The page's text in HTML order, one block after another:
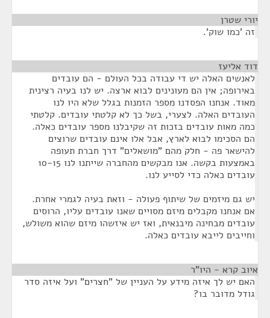
יורי שטרן
זה 'כמו שוק'.
דוד אליעז
לאנשים האלה יש די עבודה בכל העולם - הם עובדים
באירופה; אין הם מעונינים לבוא ארצה. יש לנו בעיה רצינית
מאוד. אנחנו הפסדנו מספר הזמנות בגלל שלא היו לנו
העובדים האלה. לצערי, בשל כך לא קלטתי עובדים. קלטתי
כמה מאות עובדים בזכות זה שקיבלנו מספר עובדים כאלה.
הם הסכימו לבוא לארץ, אבל אלו אינם עובדים שרוצים
להישאר פה - חלק מהם "מושאלים" דרך חברת תעופה
באמצעות בקשה. אנו מבקשים מהחברה שייתנו לנו 10-15
עובדים כאלה כדי לסייע לנו.
יש גם מיזמים של שיתוף פעולה - וזאת בעיה לגמרי אחרת.
אם אנחנו מקבלים מיזם מסויים שאנו עובדים עליו, הרוסים
עובדים מבחינה מיבנאית, ואז יש איזשהו מיזם שהוא משולש,
וחייבים לייבא עובדים כאלה.
איוב קרא - היו"ר
האם יש לך איזה מידע על העניין של "חצרים" ועל איזה סדר
גודל מדובר בו?